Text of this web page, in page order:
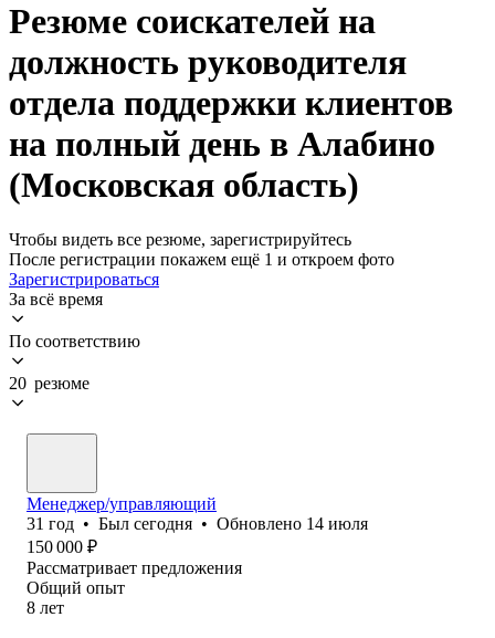
Резюме соискателей на
должность руководителя
отдела поддержки клиентов
на полный день в Алабино
(Московская область)
Чтобы видеть все резюме, зарегистрируйтесь
После регистрации покажем ещё 1 и откроем фото
Зарегистрироваться
За всё время
По соответствию
20 резюме
Менеджер/управляющий
31 год • Был сегодня • Обновлено 14 июля
150 000 ₽
Рассматривает предложения
Общий опыт
8 лет